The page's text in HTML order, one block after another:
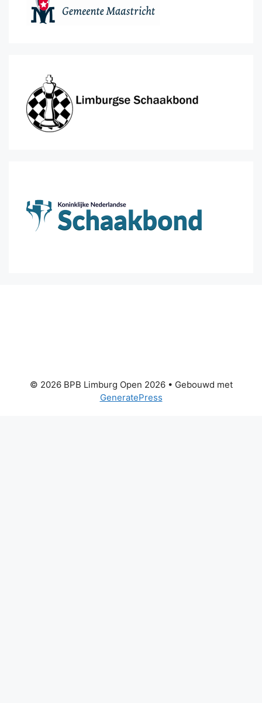
© 2026 BPB Limburg Open 2026• Gebouwd met
GeneratePress